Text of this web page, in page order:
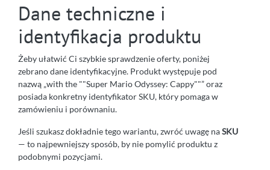
Dane techniczne i
identyfikacja produktu
Żeby ułatwić Ci szybkie sprawdzenie oferty, poniżej
zebrano dane identyfikacyjne. Produkt występuje pod
nazwą „with the ""Super Mario Odyssey: Cappy""” oraz
posiada konkretny identyfikator SKU, który pomaga w
zamówieniu i porównaniu.
Jeśli szukasz dokładnie tego wariantu, zwróć uwagę naSKU
— to najpewniejszy sposób, by nie pomylić produktu z
podobnymi pozycjami.